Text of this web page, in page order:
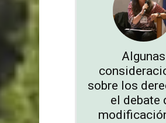
Algunas
sobre los
el debate